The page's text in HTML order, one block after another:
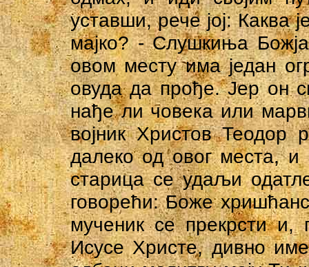
уставши, рече јој: Каква
мајко? - Слушкиња
овом месту има један
овуда да прође. Јер он
нађе ли човека или
војник Христов Теодор
далеко од овог места,
старица се удаљи
говорећи: Боже
мученик се прекрсти и,
Исусе Христе, дивно